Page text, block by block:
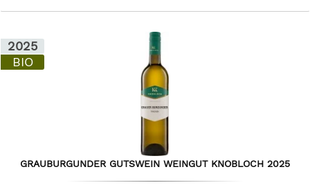
2025
BIO
GRAUBURGUNDER GUTSWEIN WEINGUT KNOBLOCH 2025